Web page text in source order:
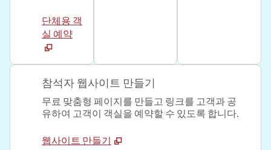
단체용 객
실 예약
참석자 웹사이트 만들기
무료 맞춤형 페이지를 만들고 링크를 고객과 공
유하여 고객이 객실을 예약할 수 있도록 합니다.
웹사이트 만들기